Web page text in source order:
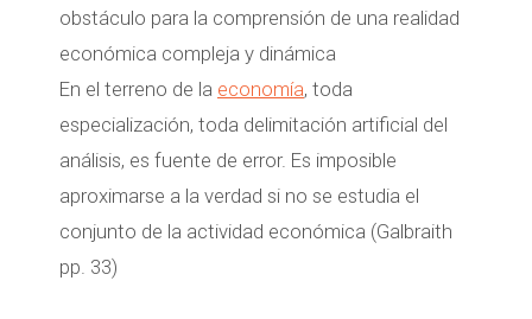
obstáculo para la comprensión de una realidad
económica compleja y dinámica
En el terreno de la economía, toda
especialización, toda delimitación artificial del
análisis, es fuente de error. Es imposible
aproximarse a la verdad si no se estudia el
conjunto de la actividad económica (Galbraith
pp. 33)